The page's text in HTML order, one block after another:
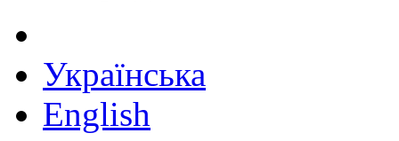
Українська
English